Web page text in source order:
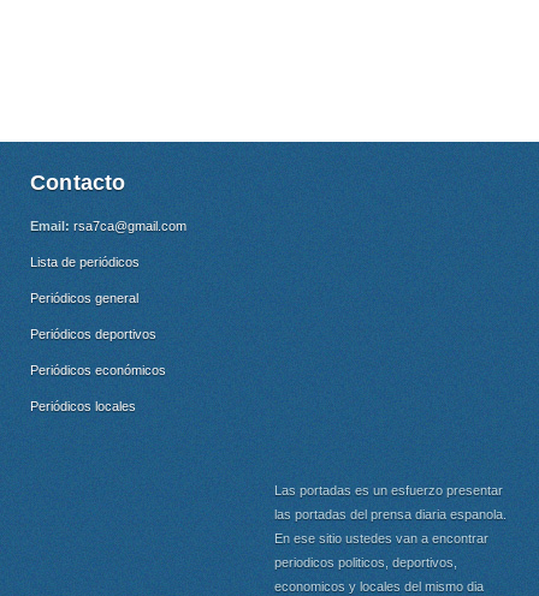
Contacto
Email: rsa7ca@gmail.com
Lista de periódicos
Periódicos general
Periódicos deportivos
Periódicos económicos
Periódicos locales
Las portadas es un esfuerzo presentar
las portadas del prensa diaria espanola.
En ese sitio ustedes van a encontrar
periodicos politicos, deportivos,
economicos y locales del mismo dia